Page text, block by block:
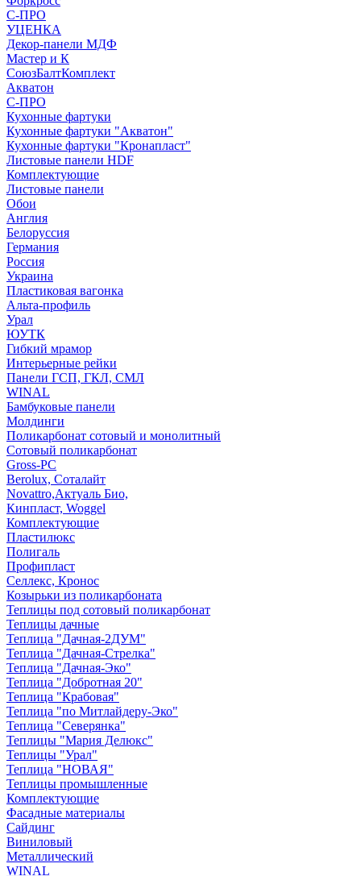
С-ПРО
УЦЕНКА
Декор-панели МДФ
Мастер и К
СоюзБалтКомплект
Акватон
С-ПРО
Кухонные фартуки
Кухонные фартуки "Акватон"
Кухонные фартуки "Кронапласт"
Листовые панели HDF
Комплектующие
Листовые панели
Обои
Англия
Белоруссия
Германия
Россия
Украина
Пластиковая вагонка
Альта-профиль
Урал
ЮУТК
Гибкий мрамор
Интерьерные рейки
Панели ГСП, ГКЛ, СМЛ
WINAL
Бамбуковые панели
Молдинги
Поликарбонат сотовый и монолитный
Сотовый поликарбонат
Gross-PC
Berolux, Соталайт
Novattro,Актуаль Био,
Кинпласт, Woggel
Комплектующие
Пластилюкс
Полигаль
Профипласт
Селлекс, Кронос
Козырьки из поликарбоната
Теплицы под сотовый поликарбонат
Теплицы дачные
Теплица "Дачная-2ДУМ"
Теплица "Дачная-Стрелка"
Теплица "Дачная-Эко"
Теплица "Добротная 20"
Теплица "Крабовая"
Теплица "по Митлайдеру-Эко"
Теплица "Северянка"
Теплицы "Мария Делюкс"
Теплицы "Урал"
Теплица "НОВАЯ"
Теплицы промышленные
Комплектующие
Фасадные материалы
Сайдинг
Виниловый
Металлический
WINAL